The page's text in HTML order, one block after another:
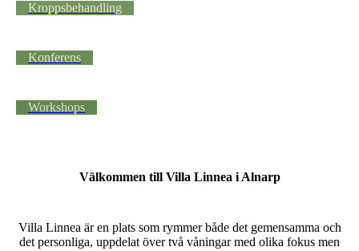
Kroppsbehandling
Konferens
Workshops
Välkommen till Villa Linnea i Alnarp
Villa Linnea är en plats som rymmer både det gemensamma och
det personliga, uppdelat över två våningar med olika fokus men